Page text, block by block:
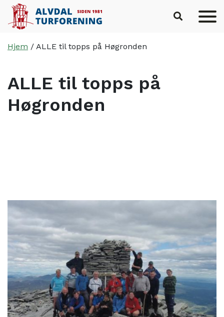
Hjem / ALLE til topps på Høgronden
ALLE til topps på
Høgronden
Skrevet av
24. juli 2010